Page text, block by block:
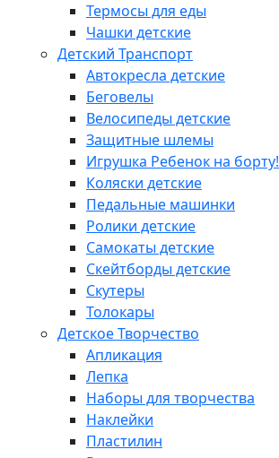
Термосы для еды
Чашки детские
Детский Транспорт
Автокресла детские
Беговелы
Велосипеды детские
Защитные шлемы
Игрушка Ребенок на борту!
Коляски детские
Педальные машинки
Ролики детские
Самокаты детские
Скейтборды детские
Скутеры
Толокары
Детское Творчество
Апликация
Лепка
Наборы для творчества
Наклейки
Пластилин